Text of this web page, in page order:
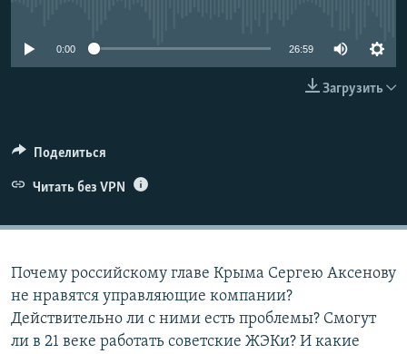
КРЫМ.НЕПОКОРЕННЫЙ
0:00 26:59
Загрузить
Поделиться
Читать без VPN
Почему российскому главе Крыма Сергею Аксенову
не нравятся управляющие компании?
Действительно ли с ними есть проблемы? Смогут
ли в 21 веке работать советские ЖЭКи? И какие